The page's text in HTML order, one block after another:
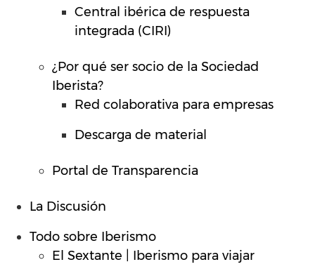
Central ibérica de respuesta
integrada (CIRI)
¿Por qué ser socio de la Sociedad
Iberista?
Red colaborativa para empresas
Descarga de material
Portal de Transparencia
La Discusión
Todo sobre Iberismo
El Sextante | Iberismo para viajar